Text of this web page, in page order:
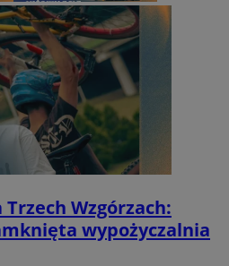
Wzgórzach:
wypożyczalnia